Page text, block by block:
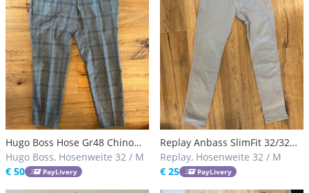
Hugo Boss Hose Gr48 Chino
Hose
Hugo Boss, Hosenweite 32 / M
€ 50
PayLivery
Replay Anbass SlimFit 32/32
Herren
Replay, Hosenweite 32 / M
€ 25
PayLivery